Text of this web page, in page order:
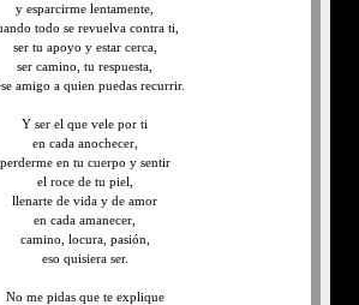
y esparcirme lentamente,
todo se revuelva contra ti,
ser tu apoyo y estar cerca,
ser camino, tu respuesta,
amigo a quien puedas recurrir.
Y ser el que vele por ti
en cada anochecer,
perderme en tu cuerpo y sentir
el roce de tu piel,
llenarte de vida y de amor
en cada amanecer,
camino, locura, pasión,
eso quisiera ser.
No me pidas que te explique